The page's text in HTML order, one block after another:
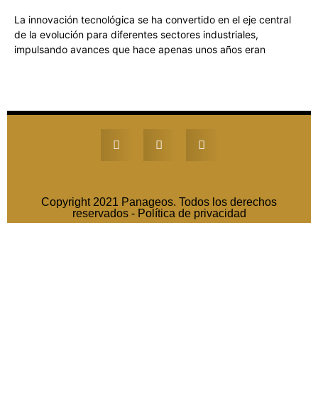
La innovación tecnológica se ha convertido en el eje central
de la evolución para diferentes sectores industriales,
impulsando avances que hace apenas unos años eran
Copyright 2021 Panageos. Todos los derechos
reservados - Política de privacidad